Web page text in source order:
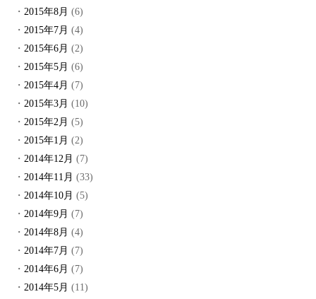
2015年8月 (6)
2015年7月 (4)
2015年6月 (2)
2015年5月 (6)
2015年4月 (7)
2015年3月 (10)
2015年2月 (5)
2015年1月 (2)
2014年12月 (7)
2014年11月 (33)
2014年10月 (5)
2014年9月 (7)
2014年8月 (4)
2014年7月 (7)
2014年6月 (7)
2014年5月 (11)